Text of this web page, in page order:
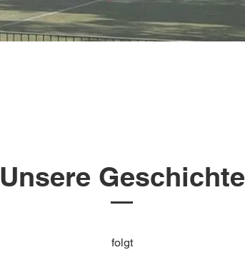
Unsere Geschichte
folgt